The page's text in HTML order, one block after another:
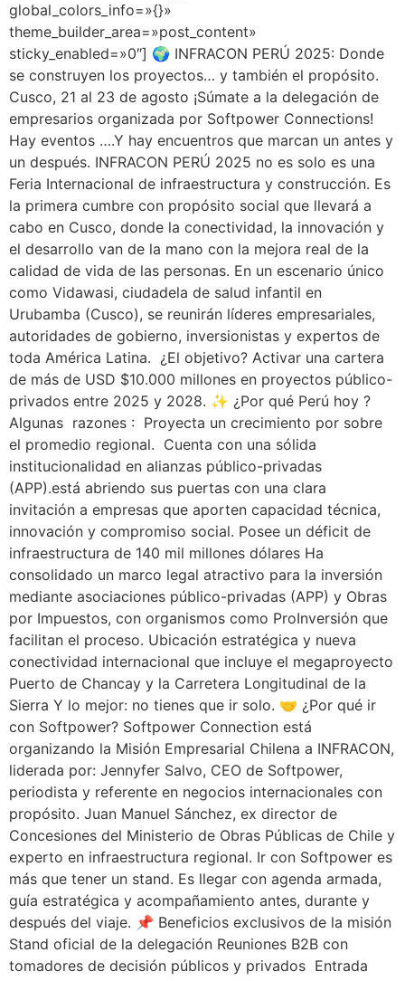
global_colors_info=»{}»
theme_builder_area=»post_content»
sticky_enabled=»0″] 🌍 INFRACON PERÚ 2025: Donde
se construyen los proyectos… y también el propósito.
Cusco, 21 al 23 de agosto ¡Súmate a la delegación de
empresarios organizada por Softpower Connections!
Hay eventos ….Y hay encuentros que marcan un antes y
un después. INFRACON PERÚ 2025 no es solo es una
Feria Internacional de infraestructura y construcción. Es
la primera cumbre con propósito social que llevará a
cabo en Cusco, donde la conectividad, la innovación y
el desarrollo van de la mano con la mejora real de la
calidad de vida de las personas. En un escenario único
como Vidawasi, ciudadela de salud infantil en
Urubamba (Cusco), se reunirán líderes empresariales,
autoridades de gobierno, inversionistas y expertos de
toda América Latina. ¿El objetivo? Activar una cartera
de más de USD $10.000 millones en proyectos público-
privados entre 2025 y 2028. ✨ ¿Por qué Perú hoy ?
Algunas razones : Proyecta un crecimiento por sobre
el promedio regional. Cuenta con una sólida
institucionalidad en alianzas público-privadas
(APP).está abriendo sus puertas con una clara
invitación a empresas que aporten capacidad técnica,
innovación y compromiso social. Posee un déficit de
infraestructura de 140 mil millones dólares Ha
consolidado un marco legal atractivo para la inversión
mediante asociaciones público-privadas (APP) y Obras
por Impuestos, con organismos como ProInversión que
facilitan el proceso. Ubicación estratégica y nueva
conectividad internacional que incluye el megaproyecto
Puerto de Chancay y la Carretera Longitudinal de la
Sierra Y lo mejor: no tienes que ir solo. 🤝 ¿Por qué ir
con Softpower? Softpower Connection está
organizando la Misión Empresarial Chilena a INFRACON,
liderada por: Jennyfer Salvo, CEO de Softpower,
periodista y referente en negocios internacionales con
propósito. Juan Manuel Sánchez, ex director de
Concesiones del Ministerio de Obras Públicas de Chile y
experto en infraestructura regional. Ir con Softpower es
más que tener un stand. Es llegar con agenda armada,
guía estratégica y acompañamiento antes, durante y
después del viaje. 📌 Beneficios exclusivos de la misión
Stand oficial de la delegación Reuniones B2B con
tomadores de decisión públicos y privados Entrada